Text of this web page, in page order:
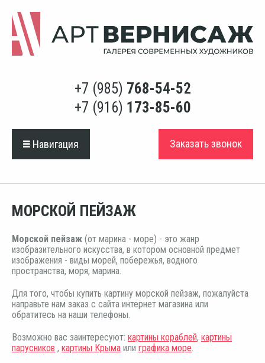
+7 (985) 768-54-52
+7 (916) 173-85-60
Навигация Заказать звонок
МОРСКОЙ ПЕЙЗАЖ
Морской пейзаж (от марина - море) - это жанр
изобразительного искусства, в котором основной предмет
изображения - виды морей, побережья, водного
пространства, моря, марина.
Для того, чтобы купить картину морской пейзаж, пожалуйста
направьте нам заказ с сайта интернет магазина или
обратитесь на наши телефоны.
Возможно вас заинтересуют: картины кораблей, картины
парусников , картины Крыма или графика море.